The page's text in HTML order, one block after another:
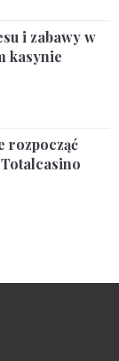
i zabawy w
kasynie
rozpocząć